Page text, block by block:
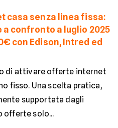
casa senza linea fissa:
confronto a luglio 2025
con Edison, Intred ed
di attivare offerte internet
fisso. Una scelta pratica,
supportata dagli
offerte solo...